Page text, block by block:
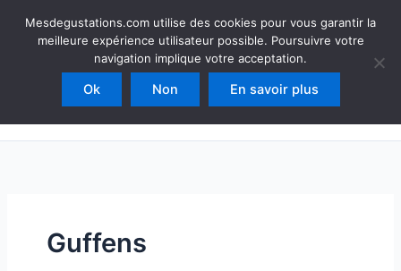
Mesdegustations
Dégustations, accords & autour du vin
Rechercher
Guffens
Mesdegustations.com utilise des cookies pour vous garantir la
meilleure expérience utilisateur possible. Poursuivre votre
navigation implique votre acceptation.
Ok Non En savoir plus